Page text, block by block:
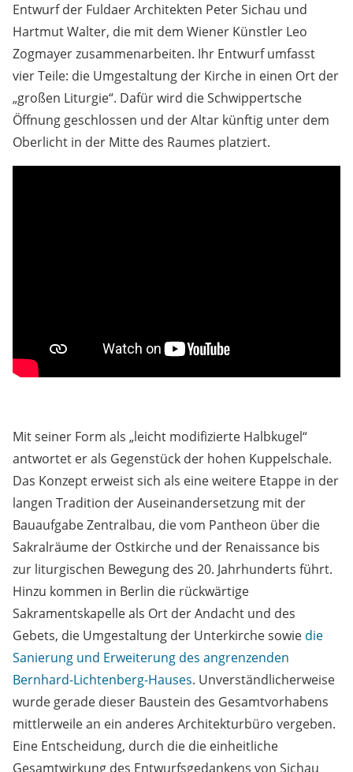
Entwurf der Fuldaer Architekten Peter Sichau und
Hartmut Walter, die mit dem Wiener Künstler Leo
Zogmayer zusammenarbeiten. Ihr Entwurf umfasst
vier Teile: die Umgestaltung der Kirche in einen Ort der
„großen Liturgie“. Dafür wird die Schwippertsche
Öffnung geschlossen und der Altar künftig unter dem
Oberlicht in der Mitte des Raumes platziert.
Mit seiner Form als „leicht modifizierte Halbkugel“
antwortet er als Gegenstück der hohen Kuppelschale.
Das Konzept erweist sich als eine weitere Etappe in der
langen Tradition der Auseinandersetzung mit der
Bauaufgabe Zentralbau, die vom Pantheon über die
Sakralräume der Ostkirche und der Renaissance bis
zur liturgischen Bewegung des 20. Jahrhunderts führt.
Hinzu kommen in Berlin die rückwärtige
Sakramentskapelle als Ort der Andacht und des
Gebets, die Umgestaltung der Unterkirche sowie die
Sanierung und Erweiterung des angrenzenden
Bernhard-Lichtenberg-Hauses. Unverständlicherweise
wurde gerade dieser Baustein des Gesamtvorhabens
mittlerweile an ein anderes Architekturbüro vergeben.
Eine Entscheidung, durch die die einheitliche
Gesamtwirkung des Entwurfsgedankens von Sichau